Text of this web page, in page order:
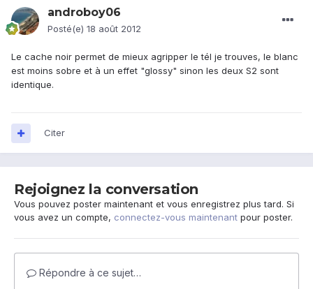
androboy06
Posté(e) 18 août 2012
Le cache noir permet de mieux agripper le tél je trouves, le blanc
est moins sobre et à un effet "glossy" sinon les deux S2 sont
identique.
Citer
Rejoignez la conversation
Vous pouvez poster maintenant et vous enregistrez plus tard. Si
vous avez un compte, connectez-vous maintenant pour poster.
Répondre à ce sujet…